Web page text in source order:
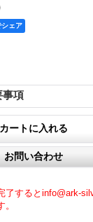
ェア
事項
了するとinfo@ark-